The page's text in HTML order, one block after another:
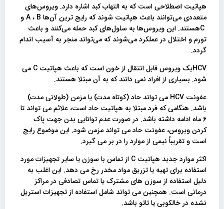
هپاتیت اصطلاحی است که به التهاب کبد اشاره دارد. ویروس‌های
متعددی می‌توانند باعث هپاتیت شوند که رایج ترین آن‌ها A ، B و
Cهستند. این ویروس‌ها به سلول‌های کبد حمله می‌کنند و باعث
تورم و اختلال در عملکرد می‌شوند که می‌تواند منجر به آسیب اندام
گردد.
HCVیک ویروس قابل انتقال از خون است که باعث هپاتیت C می
شود. بسیاری از افراد نمی دانند که به آن مبتلا هستند.
عفونت HCV می تواند حاد (کوتاه مدت) یا مزمن (طولانی مدت)
باشد. هنگامی که فرد مبتلا به هپاتیت حاد است، علائم می تواند تا
6 ماه ادامه داشته باشد. در صورت عدم توانایی بدن جهت پاک
کردن ویروس، عفونت حاد می تواند مزمن شود. این موضوع رایج
است و تقریباً نیمی از موارد را در بر می گیرد.
اکثر موارد جدید هپاتیت C از تماس با سوزن یا سایر تجهیزات مورد
استفاده برای تهیه یا تزریق مواد مخدر رخ می دهد. این اغلب به
دلیل استفاده از سوزن های مشترک یا تماس تصادفی در مراکز
درمانی است. همچنین می تواند شامل استفاده از تجهیزات استریل
نشده در خالکوبی یا تاتو باشد.